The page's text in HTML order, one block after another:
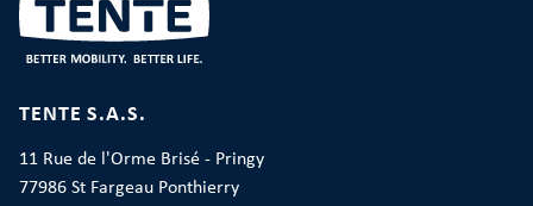
TENTE S.A.S.
11 Rue de l'Orme Brisé - Pringy
77986 St Fargeau Ponthierry